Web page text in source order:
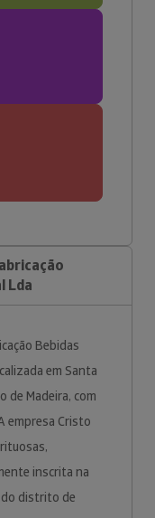
Lda
Bebidas
em Santa
de Madeira, com
empresa Cristo
inscrita na
do distrito de